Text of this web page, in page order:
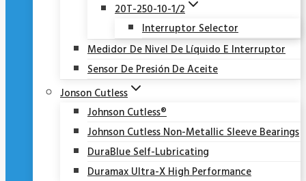
20T-250-10-1/2
Interruptor Selector
Medidor De Nivel De Líquido E Interruptor
Sensor De Presión De Aceite
Jonson Cutless
Johnson Cutless®
Johnson Cutless Non-Metallic Sleeve Bearings
DuraBlue Self-Lubricating
Duramax Ultra-X High Performance